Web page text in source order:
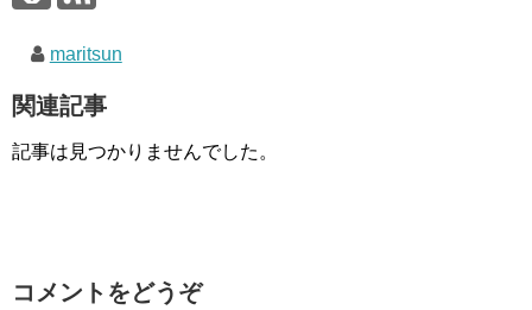
maritsun
関連記事
記事は見つかりませんでした。
コメントをどうぞ